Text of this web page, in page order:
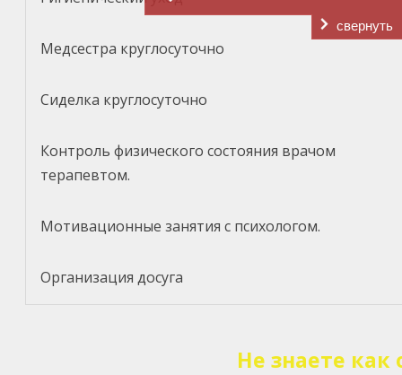
свернуть
Медсестра круглосуточно
Сиделка круглосуточно
Контроль физического состояния врачом
терапевтом.
Мотивационные занятия с психологом.
Организация досуга
Не знаете